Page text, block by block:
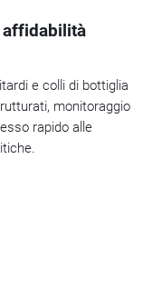
e colli di bottiglia
monitoraggio
rapido alle